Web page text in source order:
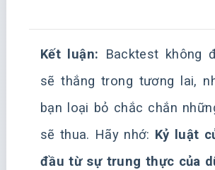
Kết luận: Backtest không
sẽ thắng trong tương lai,
bạn loại bỏ chắc chắn
sẽ thua. Hãy nhớ: Kỷ luật
đầu từ sự trung thực của